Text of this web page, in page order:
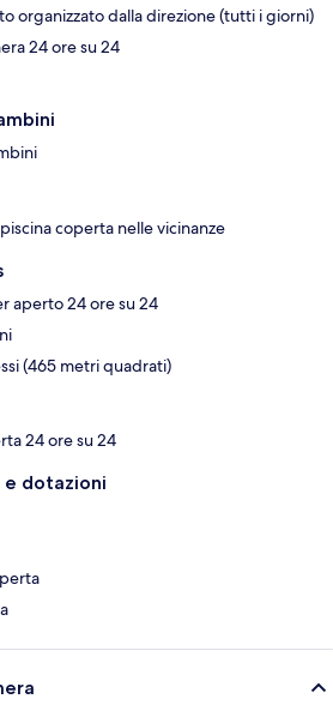
organizzato dalla direzione (tutti i giorni)
24 ore su 24
coperta nelle vicinanze
aperto 24 ore su 24
(465 metri quadrati)
24 ore su 24
dotazioni